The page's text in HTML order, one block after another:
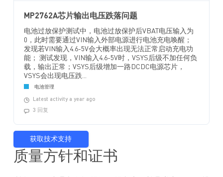
MP2762A芯片输出电压跌落问题
电池过放保护测试中，电池过放保护后VBAT电压输入为
0，此时需要通过VIN输入外部电源进行电池充电唤醒；
发现若VIN输入4.6-5V会大概率出现无法正常启动充电功
能； 测试发现，VIN输入4.6-5V时，VSYS后级不加任何负
载，输出正常；VSYS后级增加一路DCDC电源芯片，
VSYS会出现电压跌...
电池管理
Latest activity a year ago
3 回复
获取技术支持
质量方针和证书